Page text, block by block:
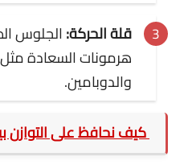
قلة الحركة:الجلوس
هرمونات السعادة مثل
والدوبامين.
كيف نحافظ على التوازن